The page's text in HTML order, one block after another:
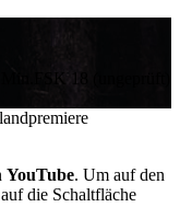
FSK 18 (ungeprüft)
YouTube. Um auf den
die Schaltfläche